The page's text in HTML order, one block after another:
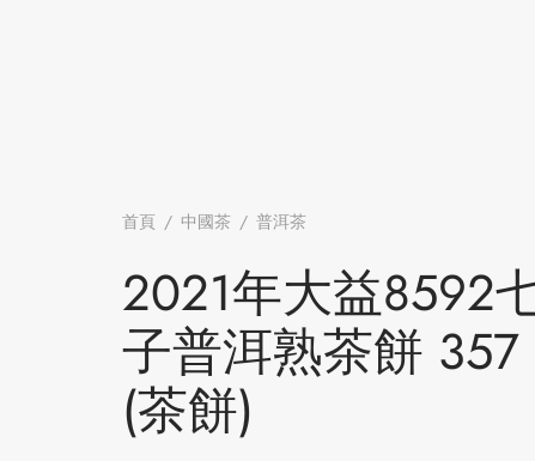
首頁 / 中國茶 / 普洱茶
2021年大益8592
子普洱熟茶餅 357
(茶餅)